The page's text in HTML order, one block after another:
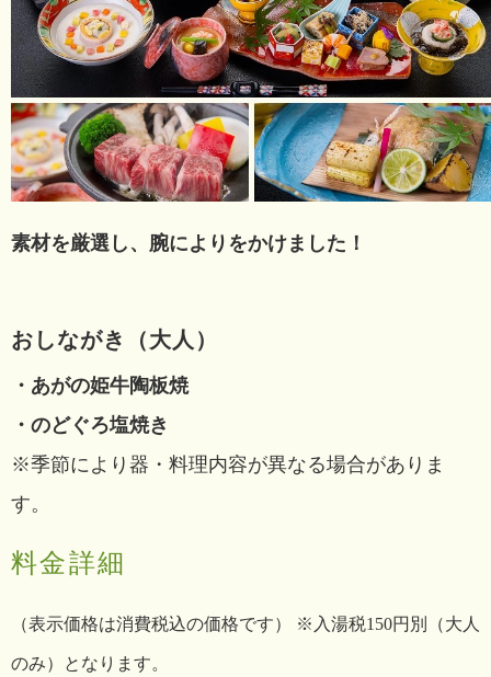
素材を厳選し、腕によりをかけました！
おしながき（大人）
・あがの姫牛陶板焼
・のどぐろ塩焼き
※季節により器・料理内容が異なる場合がありま
す。
料金詳細
（表示価格は消費税込の価格です） ※入湯税150円別（大人
のみ）となります。